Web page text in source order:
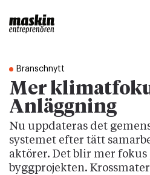
Branschnytt
Mer
Anläggning
Nu uppdateras det
systemet efter tätt
aktörer. Det blir mer
byggprojekten.